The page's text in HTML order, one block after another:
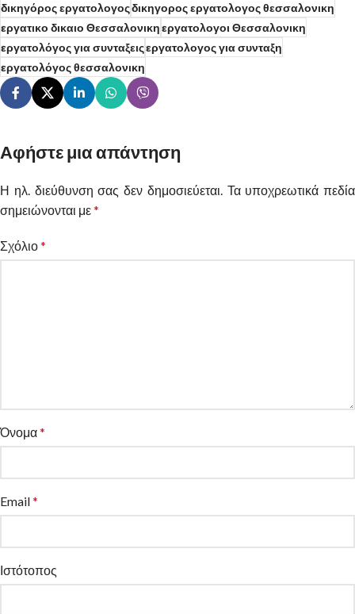
δικηγόρος εργατολογοςδικηγορος εργατολογος θεσσαλονικη
εργατικο δικαιο Θεσσαλονικηεργατολογοι Θεσσαλονικη
εργατολόγος για συνταξειςεργατολογος για συνταξη
εργατολόγος θεσσαλονικη
Αφήστε μια απάντηση
Η ηλ. διεύθυνση σας δεν δημοσιεύεται. Τα υποχρεωτικά πεδία
σημειώνονται με*
Σχόλιο*
Όνομα*
Email*
Ιστότοπος
Alternative: